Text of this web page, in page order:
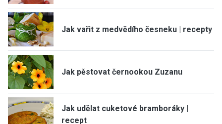
Jak vařit z medvědího česneku | recepty
Jak pěstovat černookou Zuzanu
Jak udělat cuketové bramboráky |
recept